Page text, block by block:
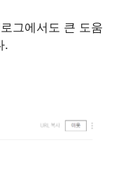
그에서도 큰 도움
.